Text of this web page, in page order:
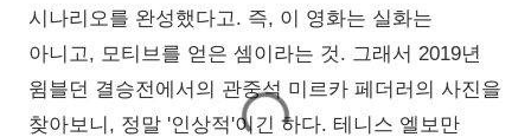
시나리오를 완성했다고. 즉, 이 영화는 실화는
아니고, 모티브를 얻은 셈이라는 것. 그래서 2019년
윔블던 결승전에서의 관중석 미르카 페더러의 사진을
찾아보니, 정말 '인상적'이긴 하다. 테니스 엘보만